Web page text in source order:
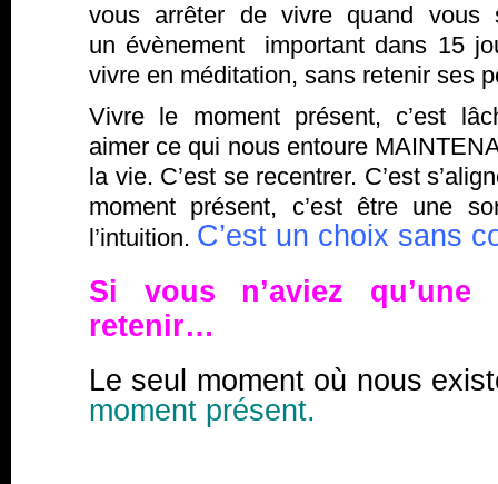
vous arrêter de vivre quand vous
un évènement important dans 15
vivre en méditation, sans retenir ses
Vivre le moment présent, c’est
aimer ce qui nous entoure
la vie. C’est se recentrer. C’est
moment présent, c’est être une
l’intuition. C’est un choix sans
Si vous n’aviez
retenir…
Le seul moment où nous
moment présent.